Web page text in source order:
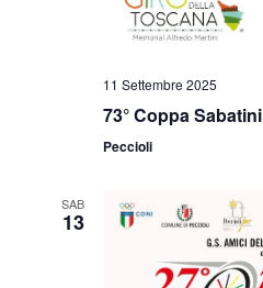
11 Settembre 2025
73° Coppa Sabatini
Peccioli
SAB
13